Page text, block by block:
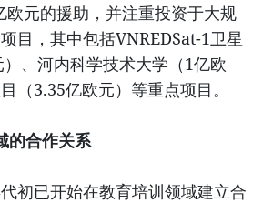
欧元的援助，并注重投资于大规
目，其中包括VNREDSat-1卫星
、河内科学技术大学（1亿欧
（3.35亿欧元）等重点项目。
的合作关系
初已开始在教育培训领域建立合